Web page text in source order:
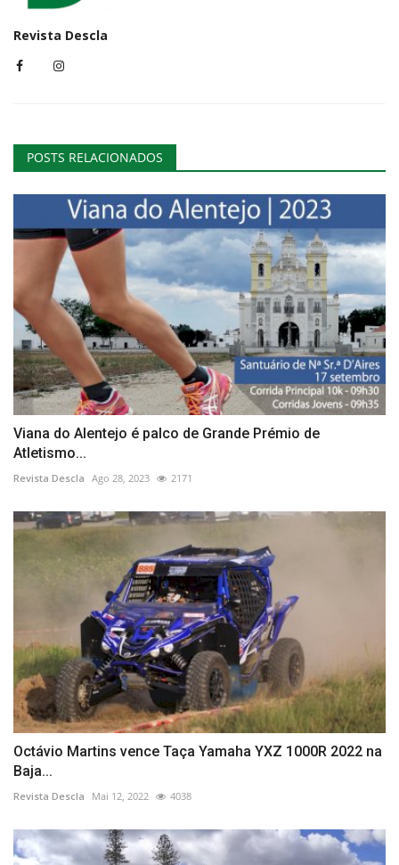
Revista Descla
POSTS RELACIONADOS
Viana do Alentejo é palco de Grande Prémio de
Atletismo...
Revista Descla Ago 28, 2023 2171
Octávio Martins vence Taça Yamaha YXZ 1000R 2022 na
Baja...
Revista Descla Mai 12, 2022 4038